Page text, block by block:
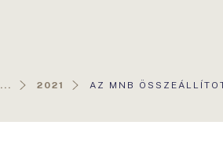
... 2021
AKTUÁLIS
AZ MNB